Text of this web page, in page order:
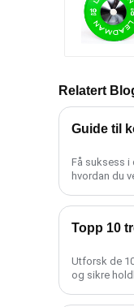
Relatert
Guide til
Få suksess i
hvordan du
Topp 10
Utforsk de
og sikre